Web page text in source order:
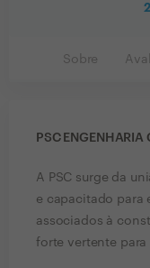
2
Sobre
PSC ENGENHARIA
A PSC surge da
e capacitado para
associados à
forte vertente para